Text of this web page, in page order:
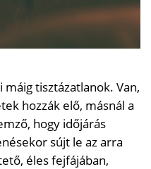
tisztázatlanok. Van,
hozzák elő, másnál a
hogy időjárás
sújt le az arra
éles fejfájában,